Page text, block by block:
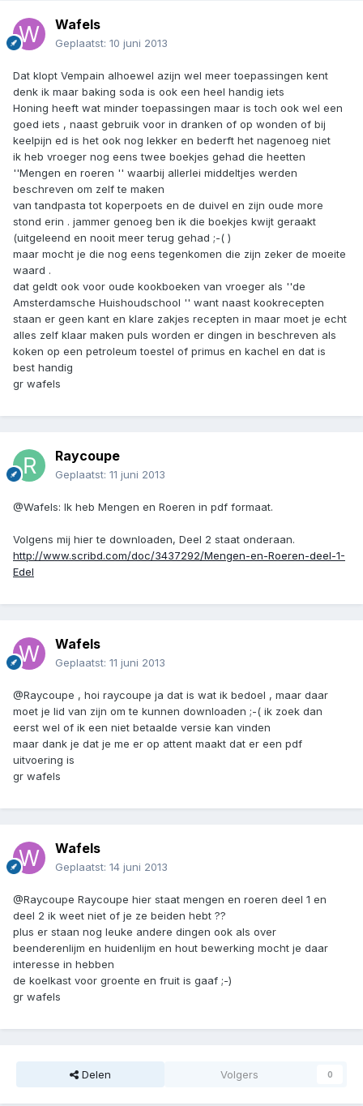
Wafels
Geplaatst: 10 juni 2013
Dat klopt Vempain alhoewel azijn wel meer toepassingen kent
denk ik maar baking soda is ook een heel handig iets
Honing heeft wat minder toepassingen maar is toch ook wel een
goed iets , naast gebruik voor in dranken of op wonden of bij
keelpijn ed is het ook nog lekker en bederft het nagenoeg niet
ik heb vroeger nog eens twee boekjes gehad die heetten
''Mengen en roeren '' waarbij allerlei middeltjes werden
beschreven om zelf te maken
van tandpasta tot koperpoets en de duivel en zijn oude more
stond erin . jammer genoeg ben ik die boekjes kwijt geraakt
(uitgeleend en nooit meer terug gehad ;-( )
maar mocht je die nog eens tegenkomen die zijn zeker de moeite
waard .
dat geldt ook voor oude kookboeken van vroeger als ''de
Amsterdamsche Huishoudschool '' want naast kookrecepten
staan er geen kant en klare zakjes recepten in maar moet je echt
alles zelf klaar maken puls worden er dingen in beschreven als
koken op een petroleum toestel of primus en kachel en dat is
best handig
gr wafels
Raycoupe
Geplaatst: 11 juni 2013
@Wafels: Ik heb Mengen en Roeren in pdf formaat.
Volgens mij hier te downloaden, Deel 2 staat onderaan.
http://www.scribd.com/doc/3437292/Mengen-en-Roeren-deel-1-
Edel
Wafels
Geplaatst: 11 juni 2013
@Raycoupe , hoi raycoupe ja dat is wat ik bedoel , maar daar
moet je lid van zijn om te kunnen downloaden ;-( ik zoek dan
eerst wel of ik een niet betaalde versie kan vinden
maar dank je dat je me er op attent maakt dat er een pdf
uitvoering is
gr wafels
Wafels
Geplaatst: 14 juni 2013
@Raycoupe Raycoupe hier staat mengen en roeren deel 1 en
deel 2 ik weet niet of je ze beiden hebt ??
plus er staan nog leuke andere dingen ook als over
beenderenlijm en huidenlijm en hout bewerking mocht je daar
interesse in hebben
de koelkast voor groente en fruit is gaaf ;-)
gr wafels
Delen Volgers 0